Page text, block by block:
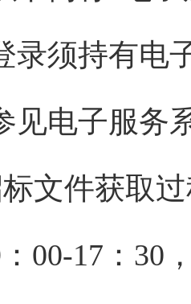
录须持有电
见电子服务
文件获取
00-17：30